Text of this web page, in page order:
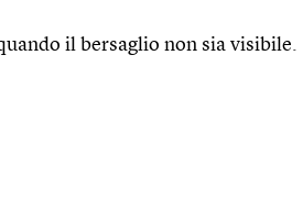
il bersaglio non sia visibile.